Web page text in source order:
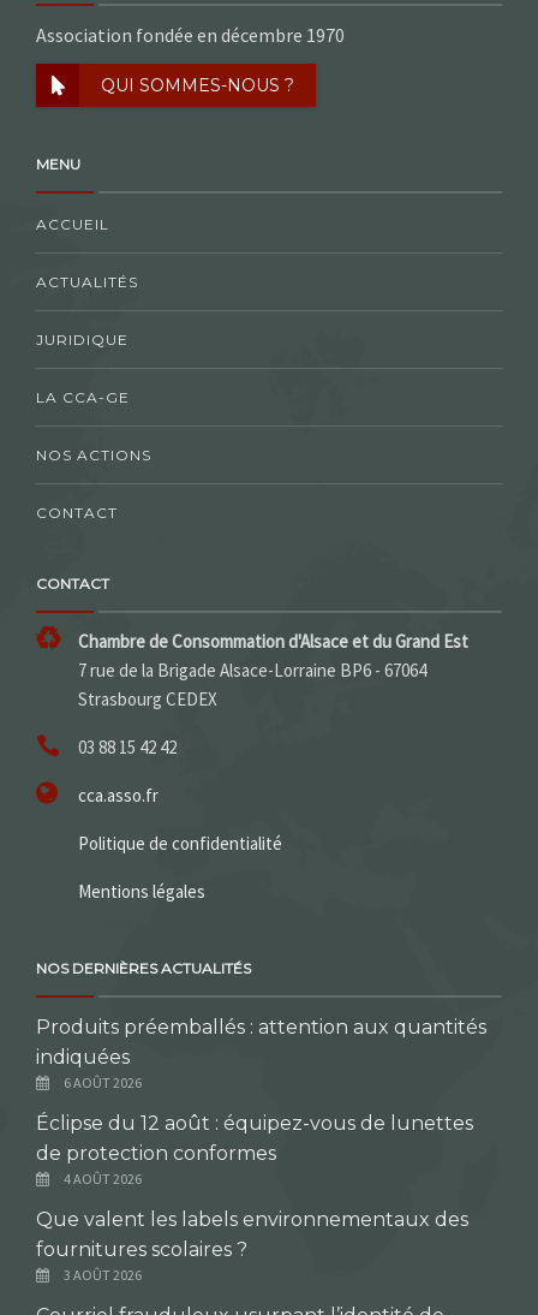
Association fondée en décembre 1970
QUI SOMMES-NOUS ?
MENU
ACCUEIL
ACTUALITÉS
JURIDIQUE
LA CCA-GE
NOS ACTIONS
CONTACT
CONTACT
Chambre de Consommation d'Alsace et du Grand Est
7 rue de la Brigade Alsace-Lorraine BP6 - 67064
Strasbourg CEDEX
03 88 15 42 42
cca.asso.fr
Politique de confidentialité
Mentions légales
NOS DERNIÈRES ACTUALITÉS
Produits préemballés : attention aux quantités
indiquées
6 AOÛT 2026
Éclipse du 12 août : équipez-vous de lunettes
de protection conformes
4 AOÛT 2026
Que valent les labels environnementaux des
fournitures scolaires ?
3 AOÛT 2026